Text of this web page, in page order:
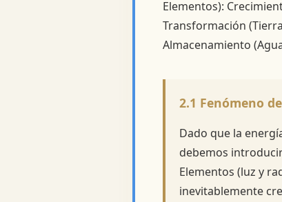
Elementos):
Transformación
Almacenamiento
2.1 Fenómeno
Dado que la
debemos
Elementos (luz y
inevitablemente